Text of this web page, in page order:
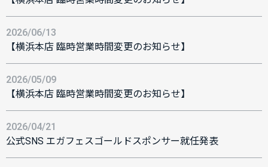
2026/06/13
【横浜本店 臨時営業時間変更のお知らせ】
2026/05/09
【横浜本店 臨時営業時間変更のお知らせ】
2026/04/21
公式SNS エガフェスゴールドスポンサー就任発表